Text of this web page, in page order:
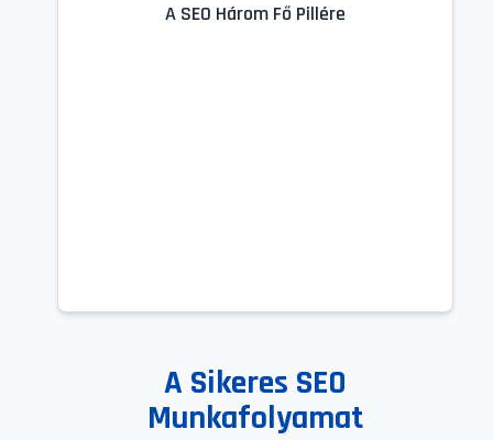
A SEO Három Fő Pillére
A Sikeres SEO
Munkafolyamat